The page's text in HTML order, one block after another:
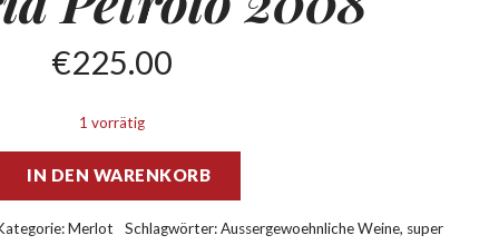
€225.00
1 vorrätig
IN DEN WARENKORB
Merlot Schlagwörter:Aussergewoehnliche Weine, super